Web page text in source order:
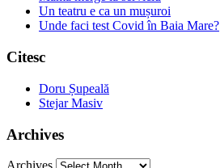
Un teatru e ca un mușuroi
Unde faci test Covid în Baia Mare?
Citesc
Doru Șupeală
Stejar Masiv
Archives